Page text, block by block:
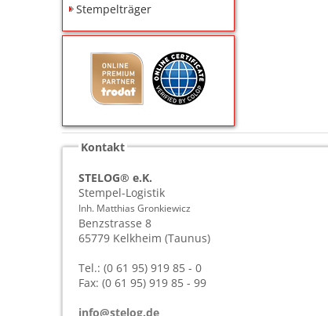
Stempelträger
Kontakt
STELOG® e.K.
Stempel-Logistik
Inh. Matthias Gronkiewicz
Benzstrasse 8
65779 Kelkheim (Taunus)
Tel.: (0 61 95) 919 85 - 0
Fax: (0 61 95) 919 85 - 99
info@stelog.de